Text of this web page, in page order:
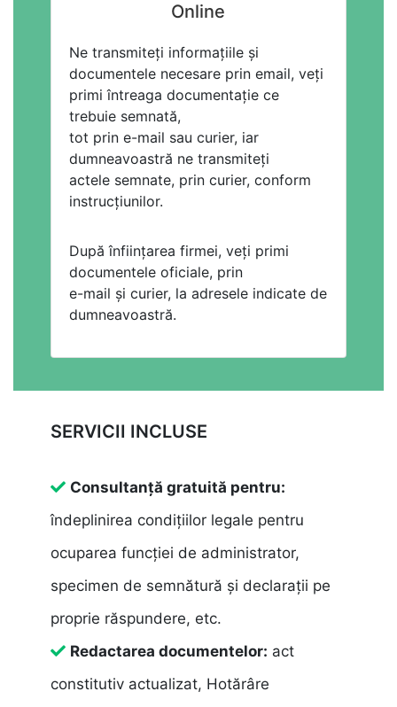
Online
Ne transmiteți informațiile și
documentele necesare prin email, veți
primi întreaga documentație ce
trebuie semnată,
tot prin e-mail sau curier, iar
dumneavoastră ne transmiteți
actele semnate, prin curier, conform
instrucțiunilor.
După înființarea firmei, veți primi
documentele oficiale, prin
e-mail și curier, la adresele indicate de
dumneavoastră.
SERVICII INCLUSE
Consultanță gratuită pentru:
îndeplinirea condițiilor legale pentru
ocuparea funcției de administrator,
specimen de semnătură și declarații pe
proprie răspundere, etc.
Redactarea documentelor: act
constitutiv actualizat, Hotărâre